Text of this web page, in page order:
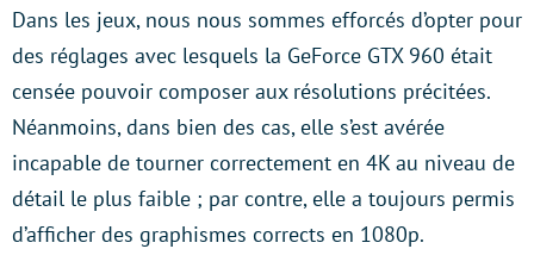
Dans les jeux, nous nous sommes efforcés d’opter pour
des réglages avec lesquels la GeForce GTX 960 était
censée pouvoir composer aux résolutions précitées.
Néanmoins, dans bien des cas, elle s’est avérée
incapable de tourner correctement en 4K au niveau de
détail le plus faible ; par contre, elle a toujours permis
d’afficher des graphismes corrects en 1080p.